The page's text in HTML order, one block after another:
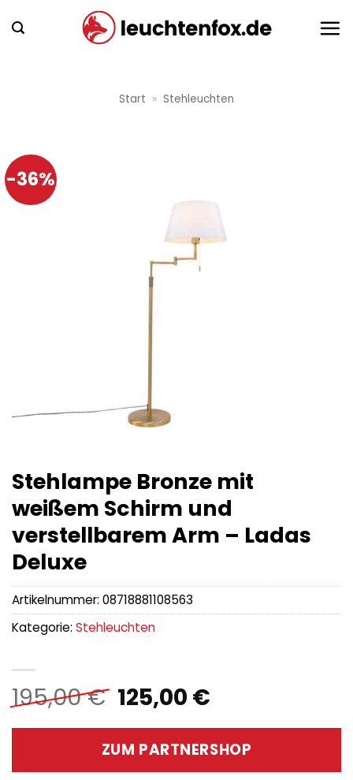
Inhalt
Start » Stehleuchten
-36%
Stehlampe Bronze mit
weißem Schirm und
verstellbarem Arm – Ladas
Deluxe
195,00€ Ursprünglicher
Preis
war:
195,00 €
125,00 €Aktueller
ist:
125,00 €.
ZUM PARTNERSHOP
Artikelnummer: 08718881108563
Kategorie: Stehleuchten